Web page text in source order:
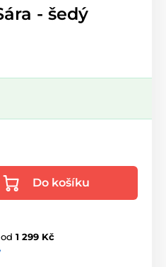
- šedý
Do košíku
od 1 299 Kč